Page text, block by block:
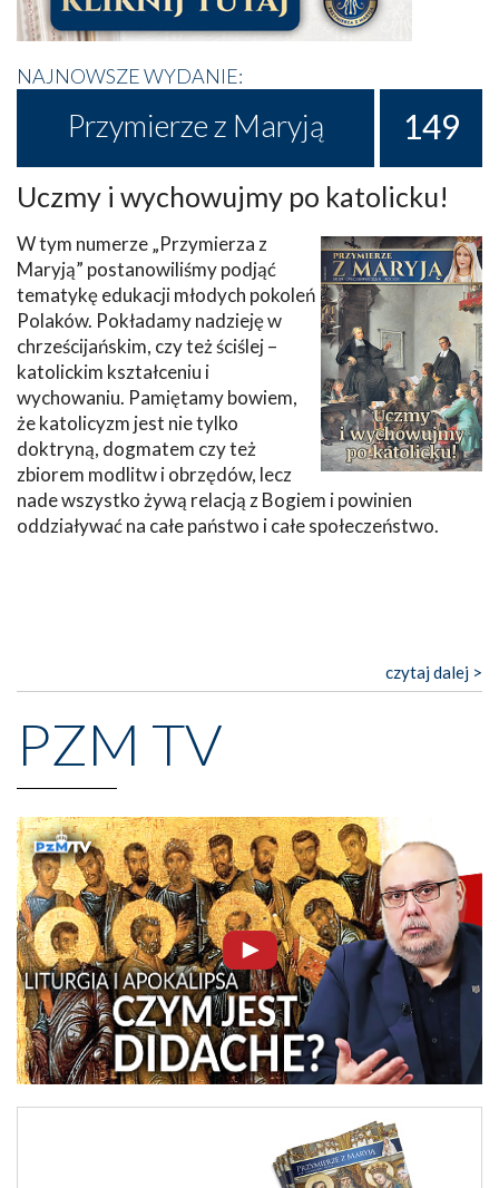
NAJNOWSZE WYDANIE:
Przymierze z Maryją 149
Uczmy i wychowujmy po katolicku!
W tym numerze „Przymierza z
Maryją” postanowiliśmy podjąć
tematykę edukacji młodych pokoleń
Polaków. Pokładamy nadzieję w
chrześcijańskim, czy też ściślej –
katolickim kształceniu i
wychowaniu. Pamiętamy bowiem,
że katolicyzm jest nie tylko
doktryną, dogmatem czy też
zbiorem modlitw i obrzędów, lecz
nade wszystko żywą relacją z Bogiem i powinien
oddziaływać na całe państwo i całe społeczeństwo.
czytaj dalej >
PZM TV